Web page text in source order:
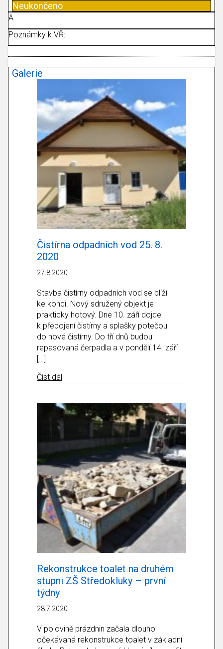
Neukončeno
A
Poznámky k VŘ:
Galerie
Čistírna odpadních vod 25. 8.
2020
27.8.2020
Stavba čistírny odpadních vod se blíží
ke konci. Nový sdružený objekt je
prakticky hotový. Dne 10. září dojde
k přepojení čistírny a splašky potečou
do nové čistírny. Do tří dnů budou
repasovaná čerpadla a v pondělí 14. září
[…]
Číst dál
Rekonstrukce toalet na druhém
stupni ZŠ Středokluky – první
týdny
28.7.2020
V polovině prázdnin začala dlouho
očekávaná rekonstrukce toalet v základní